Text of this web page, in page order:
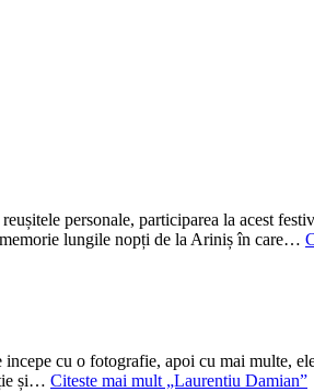
personale, participarea la acest
lungile nopți de la Ariniș în care…
cu o fotografie, apoi cu mai multe,
și… Citeste mai mult „Laurentiu Damian”